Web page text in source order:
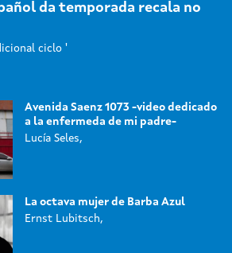
da temporada recala no
ciclo '
Avenida Saenz 1073 -video dedicado
a la enfermeda de mi padre-
Lucía Seles,
La octava mujer de Barba Azul
Ernst Lubitsch,